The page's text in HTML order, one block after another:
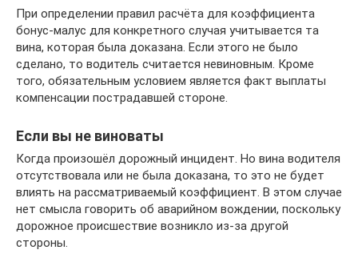
При определении правил расчёта для коэффициента
бонус-малус для конкретного случая учитывается та
вина, которая была доказана. Если этого не было
сделано, то водитель считается невиновным. Кроме
того, обязательным условием является факт выплаты
компенсации пострадавшей стороне.
Если вы не виноваты
Когда произошёл дорожный инцидент. Но вина водителя
отсутствовала или не была доказана, то это не будет
влиять на рассматриваемый коэффициент. В этом случае
нет смысла говорить об аварийном вождении, поскольку
дорожное происшествие возникло из-за другой
стороны.